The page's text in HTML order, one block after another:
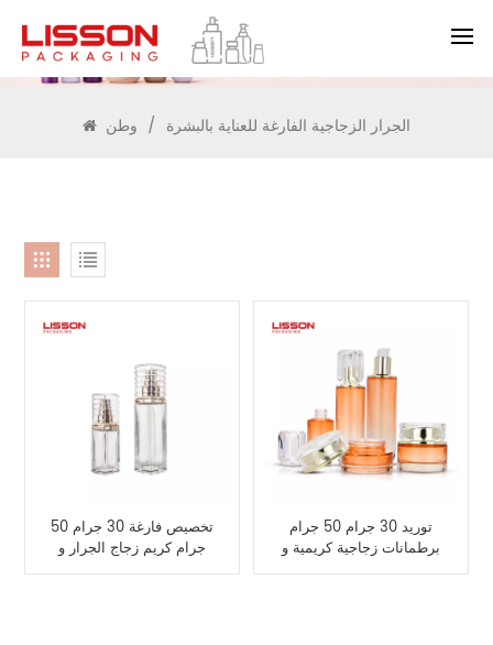
يبحث
/ الجرار الزجاجية الفارغة للعناية بالبشرة
تخصيص فارغة 30 جرام 50
جرام كريم زجاج الجرار و
40 مل 100 مل 120 مل
توريد 30 جرام 50 جرام
برطمانات زجاجية كريمية و
100 مل 120 مل مجموعة